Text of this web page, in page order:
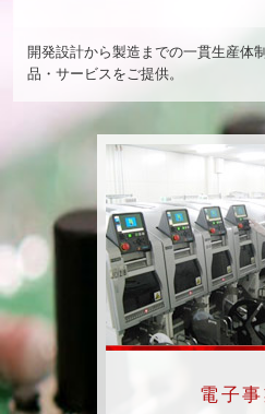
開発設計から製造までの一貫生産体
品・サービスをご提供。
電子事